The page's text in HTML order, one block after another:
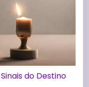
do Destino